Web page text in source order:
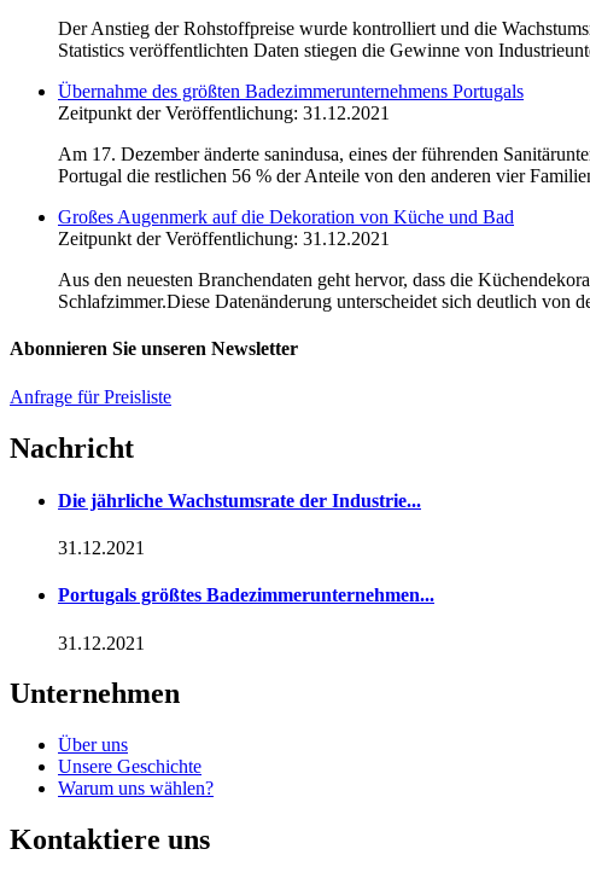
Der Anstieg der Rohstoffpreise wurde kontrolliert und die
Statistics veröffentlichten Daten stiegen die Gewinne von
Übernahme des größten Badezimmerunternehmens Portugals
Zeitpunkt der Veröffentlichung: 31.12.2021
Am 17. Dezember änderte sanindusa, eines der führenden
Portugal die restlichen 56 % der Anteile von den anderen vier
Großes Augenmerk auf die Dekoration von Küche und Bad
Zeitpunkt der Veröffentlichung: 31.12.2021
Aus den neuesten Branchendaten geht hervor, dass die
Schlafzimmer.Diese Datenänderung unterscheidet sich deutlich von
Abonnieren Sie unseren Newsletter
Anfrage für Preisliste
Nachricht
Die jährliche Wachstumsrate der Industrie...
31.12.2021
Portugals größtes Badezimmerunternehmen...
31.12.2021
Unternehmen
Über uns
Unsere Geschichte
Warum uns wählen?
Kontaktiere uns